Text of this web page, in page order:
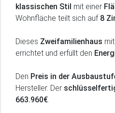
klassischen Stil mit einer
Wohnfläche teilt sich auf 8
Dieses Zweifamilienhaus mit
errichtet und erfüllt den
Den Preis in der
Hersteller. Der
663.960€